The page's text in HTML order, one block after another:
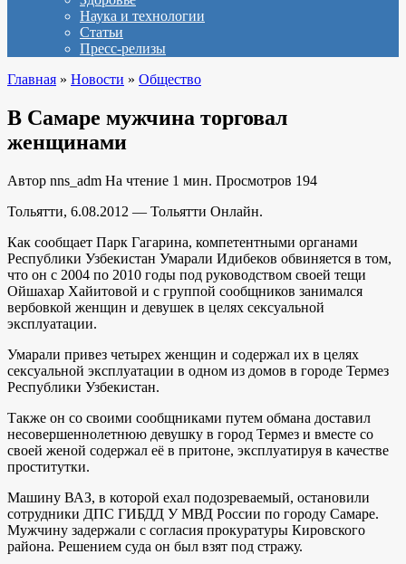
Наука и технологии
Статьи
Пресс-релизы
Главная » Новости » Общество
В Самаре мужчина торговал
женщинами
Автор nns_adm На чтение 1 мин. Просмотров 194
Тольятти, 6.08.2012 — Тольятти Онлайн.
Как сообщает Парк Гагарина, компетентными органами
Республики Узбекистан Умарали Идибеков обвиняется в том,
что он с 2004 по 2010 годы под руководством своей тещи
Ойшахар Хайитовой и с группой сообщников занимался
вербовкой женщин и девушек в целях сексуальной
эксплуатации.
Умарали привез четырех женщин и содержал их в целях
сексуальной эксплуатации в одном из домов в городе Термез
Республики Узбекистан.
Также он со своими сообщниками путем обмана доставил
несовершеннолетнюю девушку в город Термез и вместе со
своей женой содержал её в притоне, эксплуатируя в качестве
проститутки.
Машину ВАЗ, в которой ехал подозреваемый, остановили
сотрудники ДПС ГИБДД У МВД России по городу Самаре.
Мужчину задержали с согласия прокуратуры Кировского
района. Решением суда он был взят под стражу.